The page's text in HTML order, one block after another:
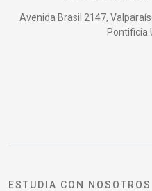
Avenida Brasil 2147,
Pontificia
ESTUDIA CON NOSOTROS